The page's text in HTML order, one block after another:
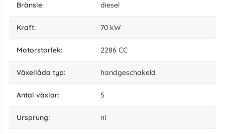
bränsle: diesel
kraft: 70 kW
motorstorlek: 2286 CC
växellåda typ: handgeschakeld
Antal växlar: 5
ursprung: nl